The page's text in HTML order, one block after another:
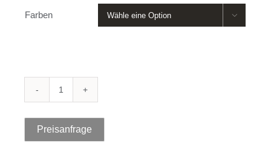
Farben 
Menge
Preisanfrage